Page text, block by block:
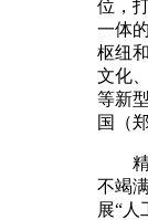
位，
一体
枢纽
文化
等新
国（
精确
不竭
展“人